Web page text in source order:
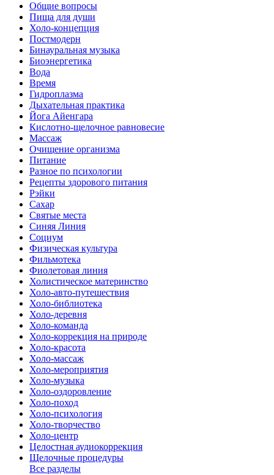
Общие вопросы
Пища для души
Холо-концепция
Постмодерн
Бинауральная музыка
Биоэнергетика
Вода
Время
Гидроплазма
Дыхательная практика
Йога Айенгара
Кислотно-щелочное равновесие
Массаж
Очищение организма
Питание
Разное по психологии
Рецепты здорового питания
Рэйки
Сахар
Святые места
Синяя Линия
Социум
Физическая культура
Фильмотека
Фиолетовая линия
Холистическое материнство
Холо-авто-путешествия
Холо-библиотека
Холо-деревня
Холо-команда
Холо-коррекция на природе
Холо-красота
Холо-массаж
Холо-мероприятия
Холо-музыка
Холо-оздоровление
Холо-поход
Холо-психология
Холо-творчество
Холо-центр
Целостная аудиокоррекция
Щелочные процедуры
Все разделы